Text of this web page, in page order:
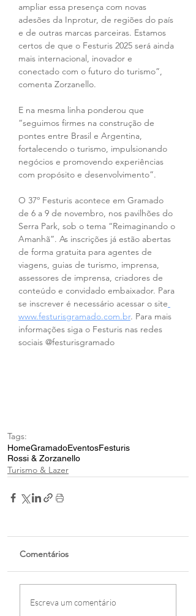
ampliar essa presença com novas
adesões da Inprotur, de regiões do país
e de outras marcas parceiras. Estamos
certos de que o Festuris 2025 será ainda
mais internacional, inovador e
conectado com o futuro do turismo”,
comenta Zorzanello.
E na mesma linha ponderou que
“seguimos firmes na construção de
pontes entre Brasil e Argentina,
fortalecendo o turismo, impulsionando
negócios e promovendo experiências
com propósito e desenvolvimento”.
O 37º Festuris acontece em Gramado
de 6 a 9 de novembro, nos pavilhões do
Serra Park, sob o tema “Reimaginando o
Amanhã”. As inscrições já estão abertas
de forma gratuita para agentes de
viagens, guias de turismo, imprensa,
assessores de imprensa, criadores de
conteúdo e convidado embaixador. Para
se inscrever é necessário acessar o site
www.festurisgramado.com.br. Para mais
informações siga o Festuris nas redes
sociais @festurisgramado
Tags:
HomeGramadoEventosFesturis
Rossi & Zorzanello
Turismo & Lazer
Comentários
Escreva um comentário